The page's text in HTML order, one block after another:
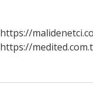
https://
https://